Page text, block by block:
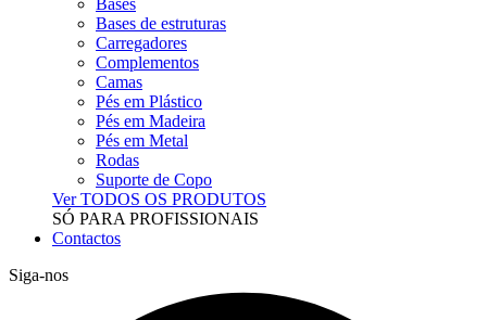
Bases de estruturas
Carregadores
Complementos
Camas
Pés em Plástico
Pés em Madeira
Pés em Metal
Rodas
Suporte de Copo
Ver TODOS OS PRODUTOS
SÓ PARA PROFISSIONAIS
Contactos
Siga-nos